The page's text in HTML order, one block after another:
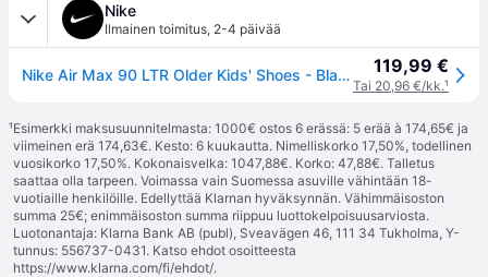
Nike
Ilmainen toimitus, 2-4 päivää
Nike Air Max 90 LTR Older Kids' Shoes - Black - 39 119,99 €
Tai 20,96 €/kk.¹
¹Esimerkki maksusuunnitelmasta: 1000€ ostos 6 erässä: 5 erää à 174,65€ ja
viimeinen erä 174,63€. Kesto: 6 kuukautta. Nimelliskorko 17,50%, todellinen
vuosikorko 17,50%. Kokonaisvelka: 1047,88€. Korko: 47,88€. Talletus
saattaa olla tarpeen. Voimassa vain Suomessa asuville vähintään 18-
vuotiaille henkilöille. Edellyttää Klarnan hyväksynnän. Vähimmäisoston
summa 25€; enimmäisoston summa riippuu luottokelpoisuusarviosta.
Luotonantaja: Klarna Bank AB (publ), Sveavägen 46, 111 34 Tukholma, Y-
tunnus: 556737-0431. Katso ehdot osoitteesta
https://www.klarna.com/fi/ehdot/.